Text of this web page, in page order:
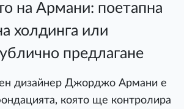
на Армани: поетапна
холдинга или
предлагане
дизайнер Джорджо Армани е
която ще контролира